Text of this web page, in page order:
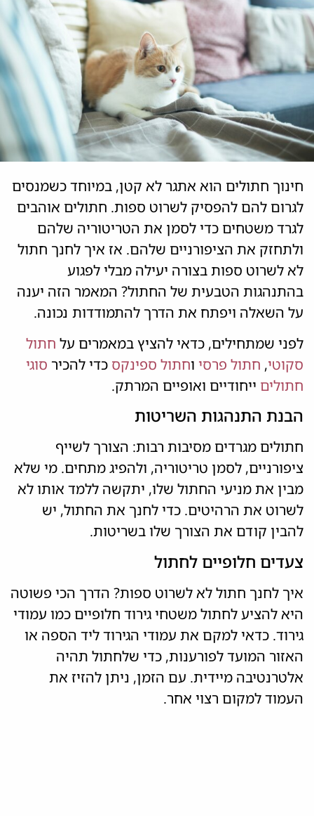
חינוך חתולים הוא אתגר לא קטן, במיוחד כשמנסים
לגרום להם להפסיק לשרוט ספות. חתולים אוהבים
לגרד משטחים כדי לסמן את הטריטוריה שלהם
ולתחזק את הציפורניים שלהם. אז איך לחנך חתול
לא לשרוט ספות בצורה יעילה מבלי לפגוע
בהתנהגות הטבעית של החתול? המאמר הזה יענה
על השאלה ויפתח את הדרך להתמודדות נכונה.
לפני שמתחילים, כדאי להציץ במאמרים על חתול
סקוטי, חתול פרסי וחתול ספינקס כדי להכיר סוגי
חתולים ייחודיים ואופיים המרתק.
הבנת התנהגות השריטות
חתולים מגרדים מסיבות רבות: הצורך לשייף
ציפורניים, לסמן טריטוריה, ולהפיג מתחים. מי שלא
מבין את מניעי החתול שלו, יתקשה ללמד אותו לא
לשרוט את הרהיטים. כדי לחנך את החתול, יש
להבין קודם את הצורך שלו בשריטות.
צעדים חלופיים לחתול
איך לחנך חתול לא לשרוט ספות? הדרך הכי פשוטה
היא להציע לחתול משטחי גירוד חלופיים כמו עמודי
גירוד. כדאי למקם את עמודי הגירוד ליד הספה או
האזור המועד לפורענות, כדי שלחתול תהיה
אלטרנטיבה מיידית. עם הזמן, ניתן להזיז את
העמוד למקום רצוי אחר.